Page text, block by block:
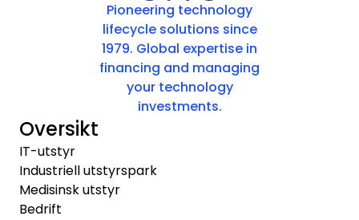
Pioneering technology
lifecycle solutions since
1979. Global expertise in
financing and managing
your technology
investments.
Oversikt
IT-utstyr
Industriell utstyrspark
Medisinsk utstyr
Bedrift